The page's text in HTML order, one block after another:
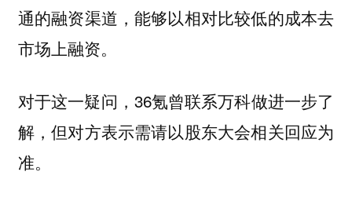
通的融资渠道，能够以相对比较低的成本去
市场上融资。
对于这一疑问，36氪曾联系万科做进一步了
解，但对方表示需请以股东大会相关回应为
准。